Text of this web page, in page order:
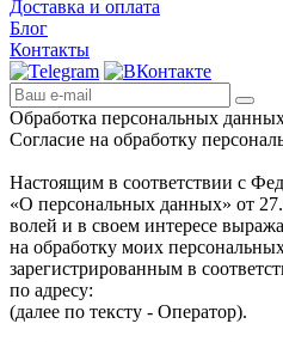
Доставка и оплата
Блог
Контакты
Обработка персональных
Согласие на обработку
Настоящим в соответствии с
«О персональных данных» от
волей и в своем интересе
на обработку моих
зарегистрированным в
по адресу:
(далее по тексту - Оператор).